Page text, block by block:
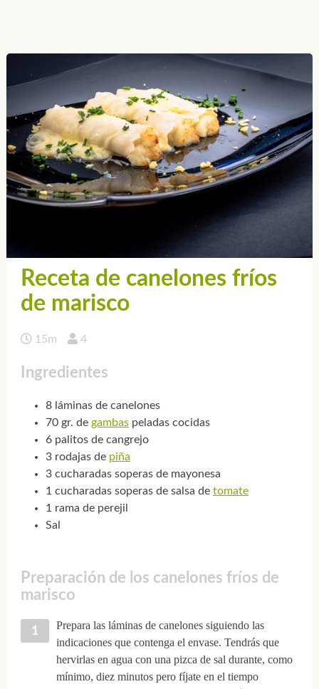
Receta de canelones fríos
de marisco
15m 4
Ingredientes
8 láminas de canelones
70 gr. de gambaspeladas cocidas
6 palitos de cangrejo
3 rodajas de piña
3 cucharadas soperas de mayonesa
1 cucharadas soperas de salsa de tomate
1 rama de perejil
Sal
Preparación de los canelones fríos de
marisco
Prepara las láminas de canelones siguiendo las
indicaciones que contenga el envase. Tendrás que
hervirlas en agua con una pizca de sal durante, como
mínimo, diez minutos pero fíjate en el tiempo